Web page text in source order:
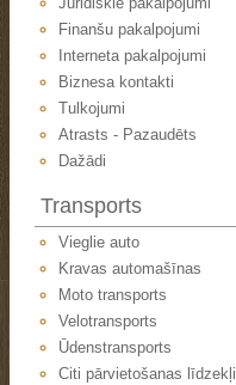
Finanšu pakalpojumi
Interneta pakalpojumi
Biznesa kontakti
Tulkojumi
Atrasts - Pazaudēts
Dažādi
Transports
Vieglie auto
Kravas automašīnas
Moto transports
Velotransports
Ūdenstransports
Citi pārvietošanas līdzekļi